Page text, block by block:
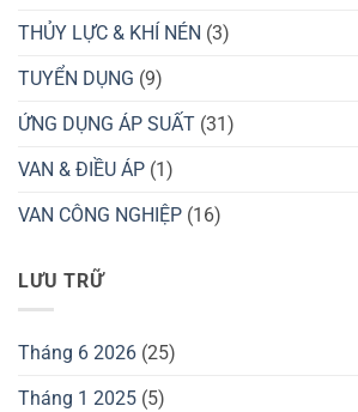
THỦY LỰC & KHÍ NÉN (3)
TUYỂN DỤNG (9)
ỨNG DỤNG ÁP SUẤT (31)
VAN & ĐIỀU ÁP (1)
VAN CÔNG NGHIỆP (16)
LƯU TRỮ
Tháng 6 2026 (25)
Tháng 1 2025 (5)